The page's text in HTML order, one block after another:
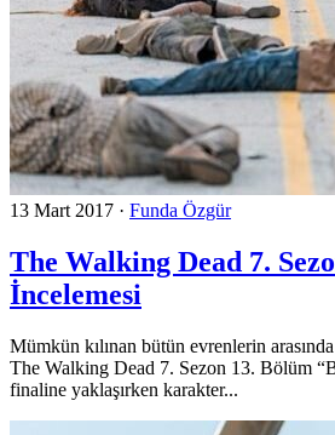
13 Mart 2017 · Funda Özgür
The Walking Dead 7.
İncelemesi
Mümkün kılınan bütün evrenlerin
The Walking Dead 7. Sezon 13. Bölüm
finaline yaklaşırken karakter...